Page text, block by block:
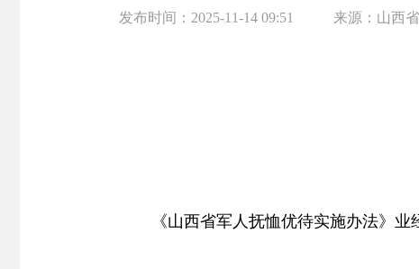
发布时间： 2025-11-14 09:51 来源： 山西
《山西省军人抚恤优待实施办法》